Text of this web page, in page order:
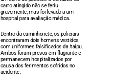
carro atingido não se feriu
gravemente, mas foi levado a um
hospital para avaliação médica.
Dentro da caminhonete, os policiais
encontraram dois homens vestidos
com uniformes falsificados da Itaipu.
Ambos foram presos em flagrante e
permanecem hospitalizados por
causa dos ferimentos sofridos no
acidente.